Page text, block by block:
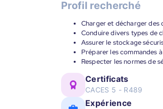
Profil recherché
Charger et décharger des
Conduire divers types de
Assurer le stockage
Préparer les commandes
Respecter les normes de
Certificats
CACES 5 - R489
Expérience